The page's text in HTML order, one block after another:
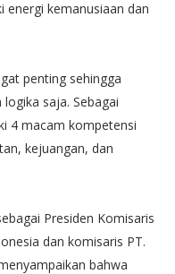
energi kemanusiaan dan
penting sehingga
saja. Sebagai
4 macam kompetensi
kejuangan, dan
Presiden Komisaris
dan komisaris PT.
bahwa